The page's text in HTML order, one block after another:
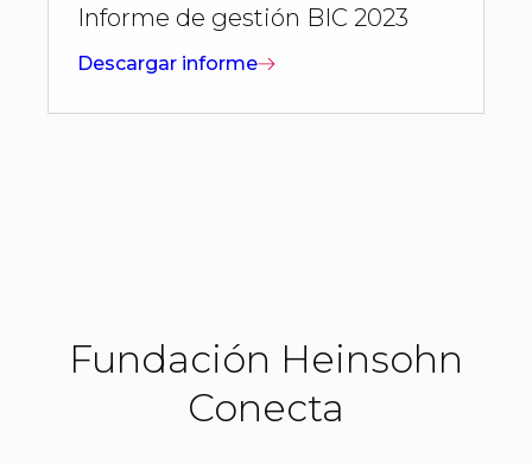
Informe de gestión BIC 2023
Descargar informe
Fundación Heinsohn
Conecta